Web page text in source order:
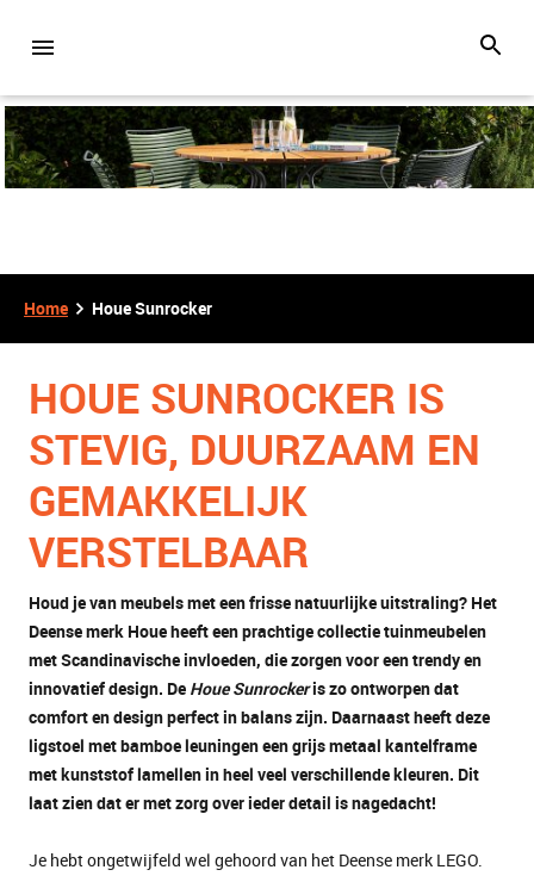
Home Houe Sunrocker
HOUE SUNROCKER IS
STEVIG, DUURZAAM EN
GEMAKKELIJK
VERSTELBAAR
Houd je van meubels met een frisse natuurlijke uitstraling? Het
Deense merk Houe heeft een prachtige collectie tuinmeubelen
met Scandinavische invloeden, die zorgen voor een trendy en
innovatief design. De Houe Sunrockeris zo ontworpen dat
comfort en design perfect in balans zijn. Daarnaast heeft deze
ligstoel met bamboe leuningen een grijs metaal kantelframe
met kunststof lamellen in heel veel verschillende kleuren. Dit
laat zien dat er met zorg over ieder detail is nagedacht!
Je hebt ongetwijfeld wel gehoord van het Deense merk LEGO.